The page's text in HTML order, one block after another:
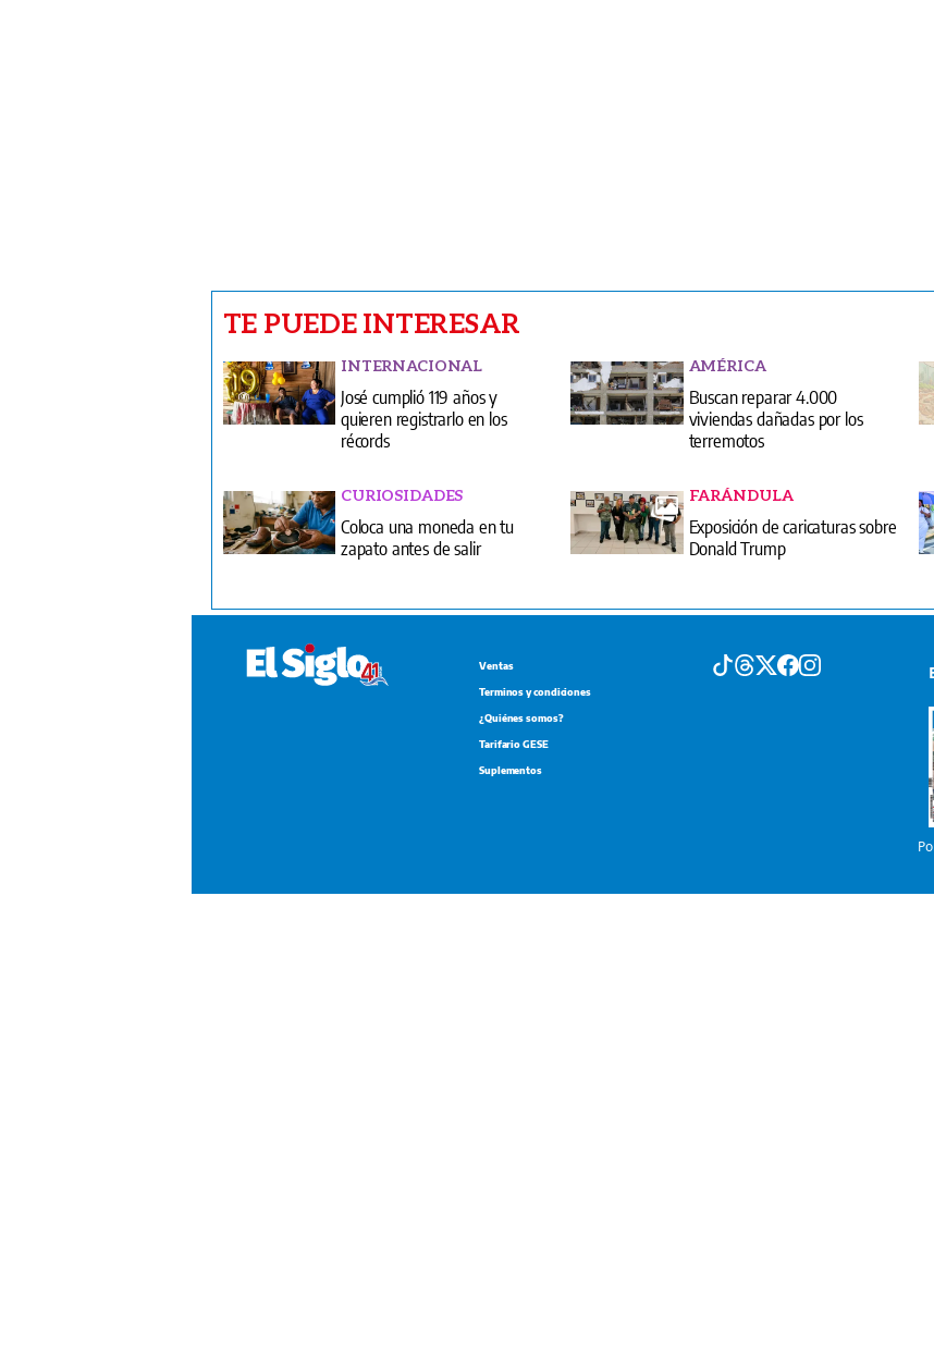
TE PUEDE INTERESAR
INTERNACIONAL
José cumplió 119 años y
quieren registrarlo en los
récords
AMÉRICA
Buscan reparar 4.000
viviendas dañadas por los
terremotos
CURIOSIDADES
Coloca una moneda en tu
zapato antes de salir
FARÁNDULA
Exposición de caricaturas sobre
Donald Trump
Ventas
Terminos y condiciones
¿Quiénes somos?
Tarifario GESE
Suplementos